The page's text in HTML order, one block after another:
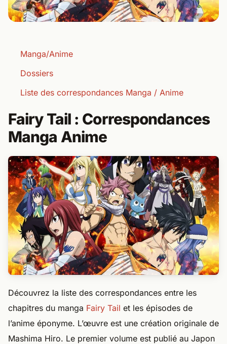
Manga/Anime
Dossiers
Liste des correspondances Manga / Anime
Fairy Tail : Correspondances
Manga Anime
Découvrez la liste des correspondances entre les
chapitres du manga Fairy Tail et les épisodes de
l’anime éponyme. L’œuvre est une création originale de
Mashima Hiro. Le premier volume est publié au Japon